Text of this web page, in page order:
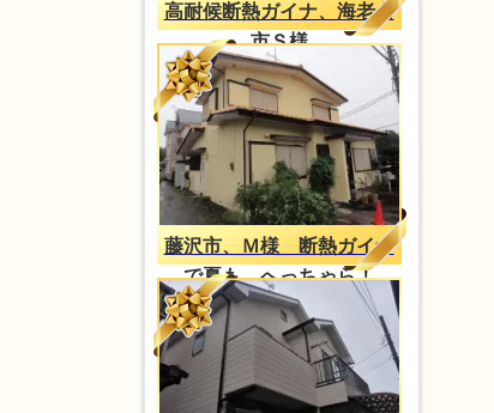
高耐候断熱ガイナ、海老名
市Ｓ様
藤沢市、Ｍ様 断熱ガイナ
で夏も、へっちゃら！